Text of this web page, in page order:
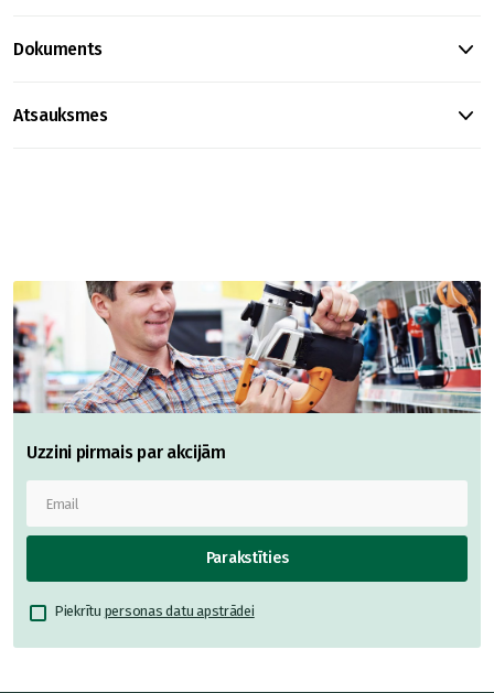
Dokuments
Atsauksmes
Uzzini pirmais par akcijām
Parakstīties
Piekrītu personas datu apstrādei